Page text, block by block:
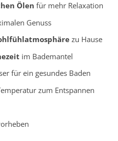
Ölen für mehr Relaxation
Genuss
zu Hause
im Bademantel
für ein gesundes Baden
zum Entspannen